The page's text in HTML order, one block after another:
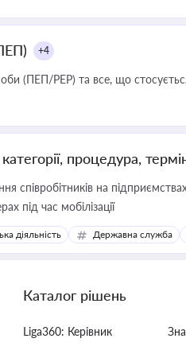
+4
(ПЕП/PEP) та все, що
процедура,
співробітників на
під час мобілізації
діяльність Державна служба
Каталог рішень
Liga360: Керівник